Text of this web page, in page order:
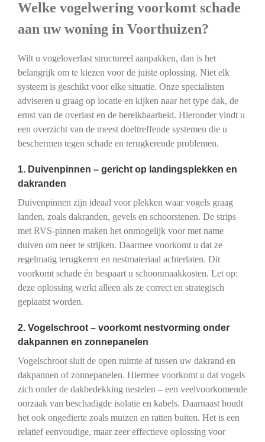
Welke vogelwering voorkomt schade
aan uw woning in Voorthuizen?
Wilt u vogeloverlast structureel aanpakken, dan is het
belangrijk om te kiezen voor de juiste oplossing. Niet elk
systeem is geschikt voor elke situatie. Onze specialisten
adviseren u graag op locatie en kijken naar het type dak, de
ernst van de overlast en de bereikbaarheid. Hieronder vindt u
een overzicht van de meest doeltreffende systemen die u
beschermen tegen schade en terugkerende problemen.
1. Duivenpinnen – gericht op landingsplekken en
dakranden
Duivenpinnen zijn ideaal voor plekken waar vogels graag
landen, zoals dakranden, gevels en schoorstenen. De strips
met RVS-pinnen maken het onmogelijk voor met name
duiven om neer te strijken. Daarmee voorkomt u dat ze
regelmatig terugkeren en nestmateriaal achterlaten. Dit
voorkomt schade én bespaart u schoonmaakkosten. Let op:
deze oplossing werkt alleen als ze correct en strategisch
geplaatst worden.
2. Vogelschroot – voorkomt nestvorming onder
dakpannen en zonnepanelen
Vogelschroot sluit de open ruimte af tussen uw dakrand en
dakpannen of zonnepanelen. Hiermee voorkomt u dat vogels
zich onder de dakbedekking nestelen – een veelvoorkomende
oorzaak van beschadigde isolatie en kabels. Daarnaast houdt
het ook ongedierte zoals muizen en ratten buiten. Het is een
relatief eenvoudige, maar zeer effectieve oplossing voor